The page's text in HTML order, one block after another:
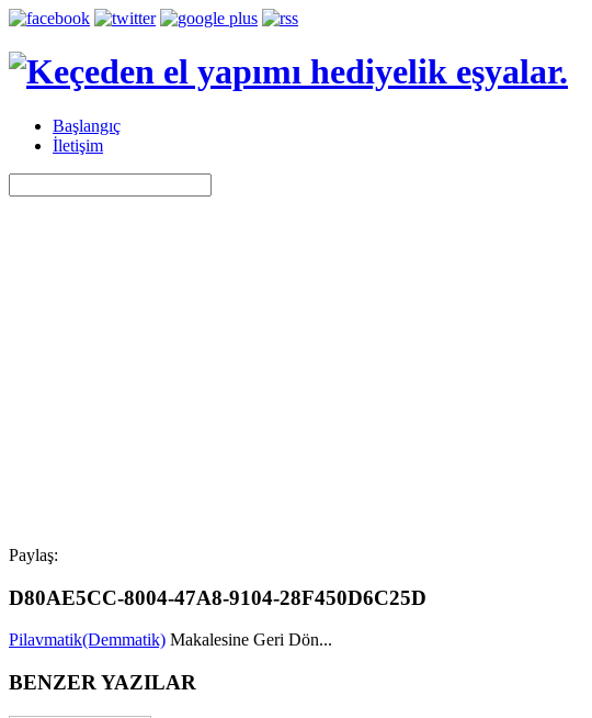
Başlangıç
İletişim
Paylaş:
D80AE5CC-8004-47A8-9104-28F450D6C25D
Pilavmatik(Demmatik) Makalesine Geri Dön...
BENZER YAZILAR